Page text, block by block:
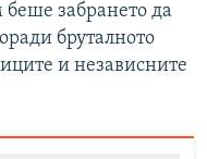
забрането да
бруталното
и независните